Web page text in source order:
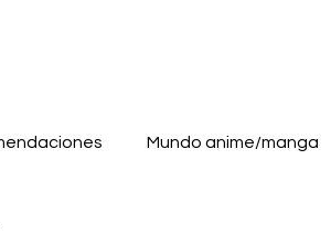
Mundo anime/manga